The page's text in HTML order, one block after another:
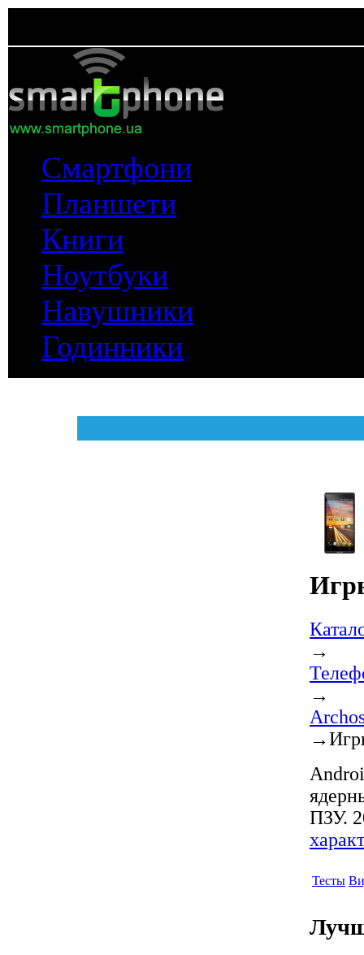
Смартфони
Планшети
Книги
Ноутбуки
Навушники
Годинники
→
→
→
ПЗУ.
Тесты